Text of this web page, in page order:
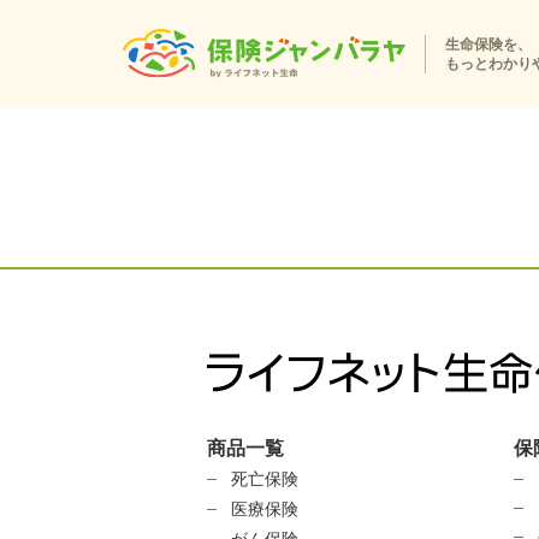
生命保険を、
もっとわかり
商品一覧
死亡保険
医療保険
保